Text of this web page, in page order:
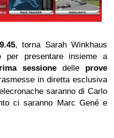
9.45, torna Sarah Winkhaus
per presentare insieme a
sessione delle prove
in diretta esclusiva
saranno di Carlo
ci saranno Marc Gené e